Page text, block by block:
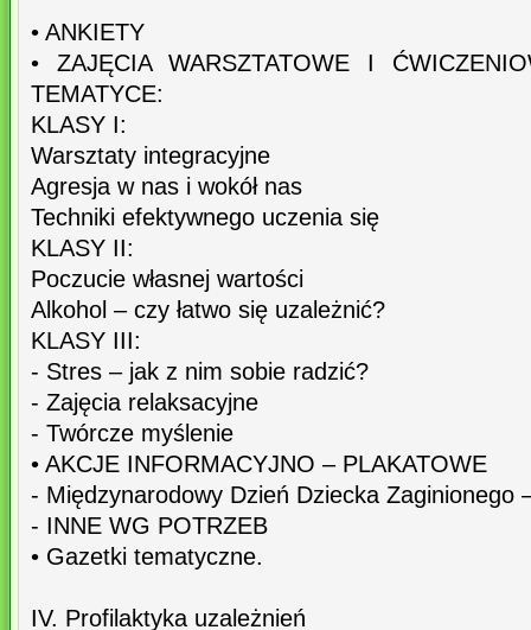
• ANKIETY
• ZAJĘCIA WARSZTATOWE I
TEMATYCE:
KLASY I:
Warsztaty integracyjne
Agresja w nas i wokół nas
Techniki efektywnego uczenia się
KLASY II:
Poczucie własnej wartości
Alkohol – czy łatwo się uzależnić?
KLASY III:
- Stres – jak z nim sobie radzić?
- Zajęcia relaksacyjne
- Twórcze myślenie
• AKCJE INFORMACYJNO – PLAKATOWE
- Międzynarodowy Dzień Dziecka Zaginionego
- INNE WG POTRZEB
• Gazetki tematyczne.
IV. Profilaktyka uzależnień